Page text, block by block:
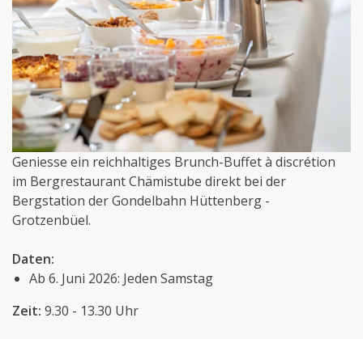
Geniesse ein reichhaltiges Brunch-Buffet à discrétion
im Bergrestaurant Chämistube direkt bei der
Bergstation der Gondelbahn Hüttenberg -
Grotzenbüel.
Daten:
Ab 6. Juni 2026: Jeden Samstag
Zeit: 9.30 - 13.30 Uhr